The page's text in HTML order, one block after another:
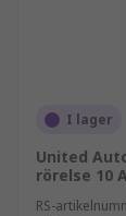
I lager
United
rörelse 10
RS-